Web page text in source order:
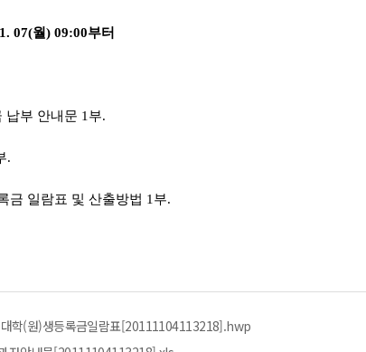
07(월) 09:00부터
납부 안내문 1부.
.
일람표 및 산출방법 1부.
학(원)생등록금일람표[20111104113218].hwp